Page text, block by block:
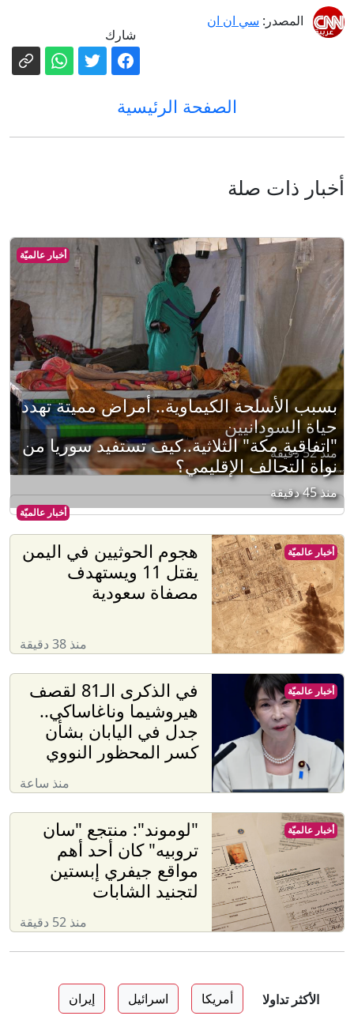
المصدر: سي ان ان
شارك
الصفحة الرئيسية
أخبار ذات صلة
أخبار عالميّة
بسبب الأسلحة الكيماوية.. أمراض مميتة تهدد
حياة السودانيين
منذ 52 دقيقة
أخبار عالميّة
"اتفاقية مكة" الثلاثية..كيف تستفيد سوريا من
نواة التحالف الإقليمي؟
منذ 45 دقيقة
هجوم الحوثيين في اليمن
يقتل 11 ويستهدف
مصفاة سعودية
منذ 38 دقيقة
أخبار عالميّة
في الذكرى الـ81 لقصف
هيروشيما وناغاساكي..
جدل في اليابان بشأن
كسر المحظور النووي
منذ ساعة
أخبار عالميّة
"لوموند": منتجع "سان
تروبيه" كان أحد أهم
مواقع جيفري إبستين
لتجنيد الشابات
منذ 52 دقيقة
أخبار عالميّة
الأكثر تداولا أمريكا اسرائيل إيران